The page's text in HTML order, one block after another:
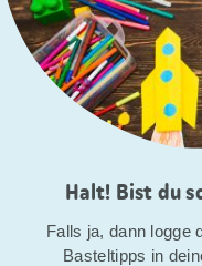
Halt! Bist du
Falls ja, dann logge
Basteltipps in